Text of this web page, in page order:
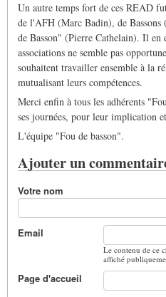
Un autre temps fort de ces READ
de l'AFH (Marc Badin), de
de Basson" (Pierre Cathelain). Il en
associations ne semble pas
souhaitent travailler ensemble à la
mutualisant leurs compétences.
Merci enfin à tous les adhérents
ses journées, pour leur implication
L'équipe "Fou de basson".
Ajouter un
Votre nom
Email
Le contenu de ce
affiché
Page d'accueil